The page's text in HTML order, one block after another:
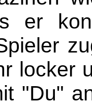
er
locker
"Du"